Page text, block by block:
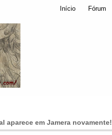
Início Fórum
aparece em Jamera novamente!